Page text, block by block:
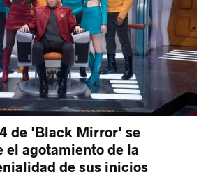
de 'Black Mirror' se
el agotamiento de la
de sus inicios